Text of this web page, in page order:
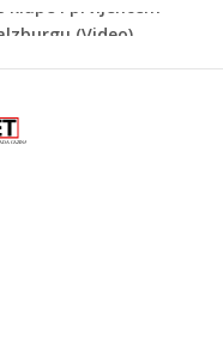
U Tržačkoj Rašteli
u centru afere,
pokrenuo istragu